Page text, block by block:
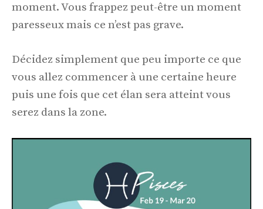
moment. Vous frappez peut-être un moment
paresseux mais ce n’est pas grave.
Décidez simplement que peu importe ce que
vous allez commencer à une certaine heure
puis une fois que cet élan sera atteint vous
serez dans la zone.